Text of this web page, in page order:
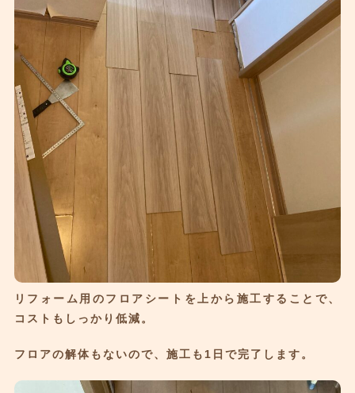
リフォーム用のフロアシートを上から施工することで、
コストもしっかり低減。
フロアの解体もないので、施工も1日で完了します。